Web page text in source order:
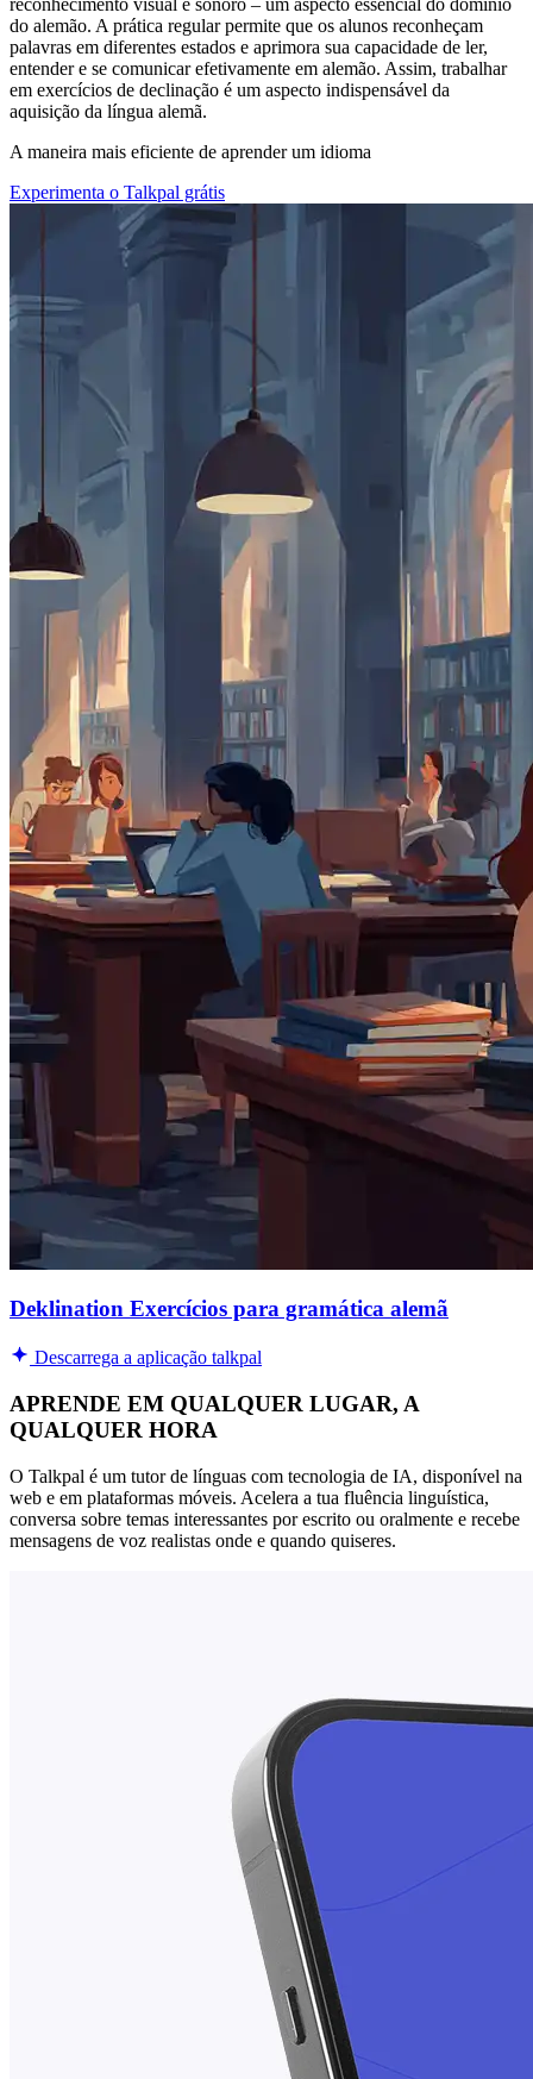
do alemão. A prática regular permite que os alunos reconheçam
palavras em diferentes estados e aprimora sua capacidade de ler,
entender e se comunicar efetivamente em alemão. Assim, trabalhar
em exercícios de declinação é um aspecto indispensável da
aquisição da língua alemã.
A maneira mais eficiente de aprender um idioma
Experimenta o Talkpal grátis
Deklination Exercícios para gramática alemã
Descarrega a aplicação talkpal
APRENDE EM QUALQUER LUGAR, A
QUALQUER HORA
O Talkpal é um tutor de línguas com tecnologia de IA, disponível na
web e em plataformas móveis. Acelera a tua fluência linguística,
conversa sobre temas interessantes por escrito ou oralmente e recebe
mensagens de voz realistas onde e quando quiseres.